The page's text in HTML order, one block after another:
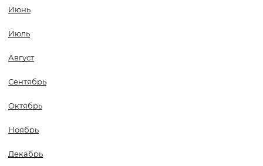
Июнь
Июль
Август
Сентябрь
Октябрь
Ноябрь
Декабрь